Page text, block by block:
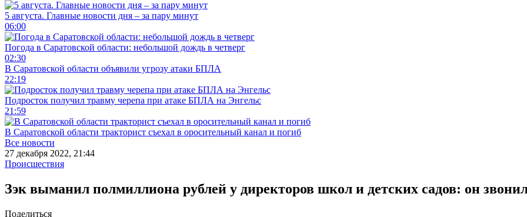
5 августа. Главные новости дня – за пару минут
06:00
Погода в Саратовской области: небольшой дождь в четверг
02:30
В Саратовской области объявили угрозу атаки БПЛА
22:19
Подросток получил травму черепа при атаке БПЛА на Энгельс
21:59
В Саратовской области тракторист съехал в оросительный канал и погиб
Все новости
27 декабря 2022, 21:44
Происшествия
Зэк выманил полмиллиона рублей у директоров школ и детских садов: он
Поделиться